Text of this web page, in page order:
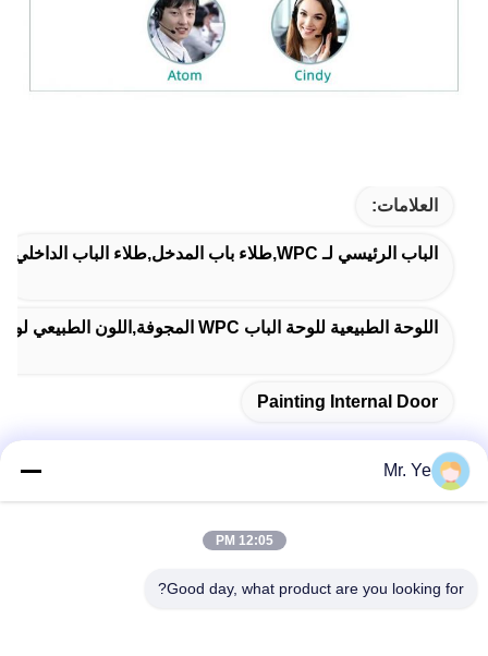
العلامات:
الباب الرئيسي لـ WPC,طلاء باب المدخل,طلاء الباب الداخلي
اللوحة الطبيعية للوحة الباب WPC المجوفة,اللون الطبيعي لوحة الباب WPC,لوحة باب WPC المجوفة
Painting Internal Door
العنوان
Mr. Ye
12:05 PM
Good day, what product are you looking for?